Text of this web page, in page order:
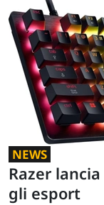
NEWS
Razer
gli esport